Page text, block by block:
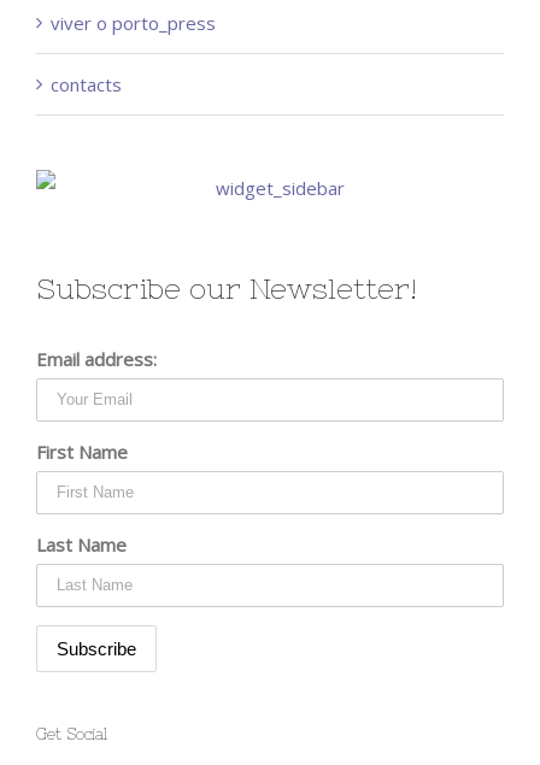
viver o porto_press
contacts
Subscribe our Newsletter!
Email address:
First Name
Last Name
Get Social